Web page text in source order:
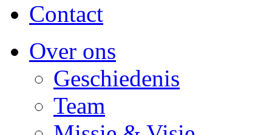
Contact
Over ons
Geschiedenis
Team